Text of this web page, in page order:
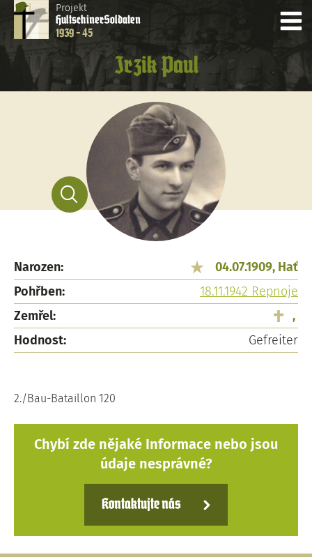
Projekt
HultschinerSoldaten
1939 - 45
Irzik Paul
Narozen:
04.07.1909, Hať
Pohřben:
18.11.1942 Repnoje
Zemřel:
,
Hodnost:
Gefreiter
2./Bau-Bataillon 120
Chybí zde nějaké Informace nebo jsou
údaje nesprávné?
Kontaktujte nás